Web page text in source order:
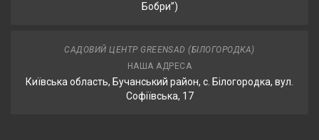
Бобри”)
САДОВИЙ ЦЕНТР GREENSAD (БІЛОГОРОДКА)
НАША АДРЕСА
Київська область, Бучанський район, с. Білогородка, вул.
Софіївська, 17